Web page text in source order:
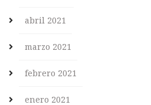
abril 2021
marzo 2021
febrero 2021
enero 2021